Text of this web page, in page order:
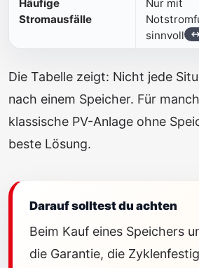
Häufige
Stromausfälle
Nur mit
sinnvoll
Die Tabelle zeigt: Nicht jede
nach einem Speicher. Für
klassische PV-Anlage ohne
beste Lösung.
Darauf solltest du achten
Beim Kauf eines Speichers
die Garantie, die